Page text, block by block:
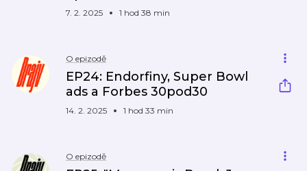
7. 2. 2025 1 hod 38 min
O epizodě
EP24: Endorfiny, Super Bowl
ads a Forbes 30pod30
14. 2. 2025 1 hod 33 min
O epizodě